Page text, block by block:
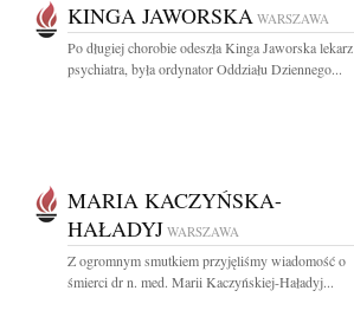
KINGA JAWORSKA WARSZAWA
Po długiej chorobie odeszła Kinga Jaworska lekarz
psychiatra, była ordynator Oddziału Dziennego...
MARIA KACZYŃSKA-
HAŁADYJ WARSZAWA
Z ogromnym smutkiem przyjęliśmy wiadomość o
śmierci dr n. med. Marii Kaczyńskiej-Haładyj...